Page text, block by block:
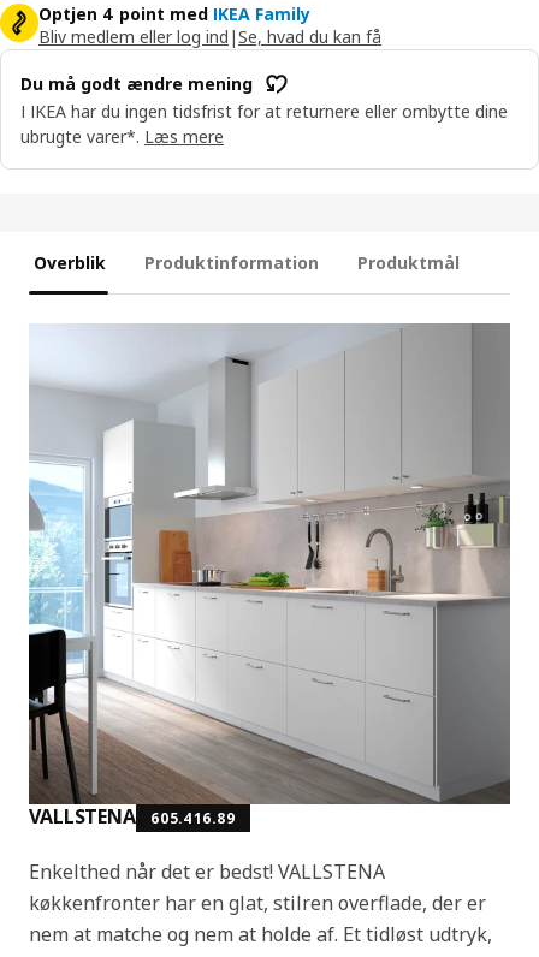
Optjen 4 point med IKEA Family
Bliv medlem eller log ind |Se, hvad du kan få
Du må godt ændre mening
I IKEA har du ingen tidsfrist for at returnere eller ombytte dine
ubrugte varer*. Læs mere
Overblik Produktinformation Produktmål
VALLSTENA 605.416.89
Enkelthed når det er bedst! VALLSTENA
køkkenfronter har en glat, stilren overflade, der er
nem at matche og nem at holde af. Et tidløst udtryk,